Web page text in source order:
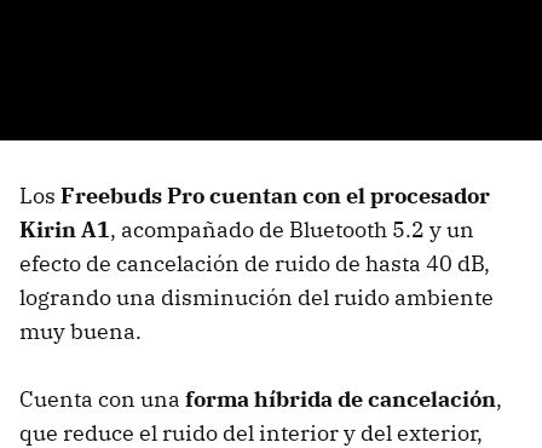
Los Freebuds Pro cuentan con el procesador
Kirin A1, acompañado de Bluetooth 5.2 y un
efecto de cancelación de ruido de hasta 40 dB,
logrando una disminución del ruido ambiente
muy buena.
Cuenta con una forma híbrida de cancelación,
que reduce el ruido del interior y del exterior,